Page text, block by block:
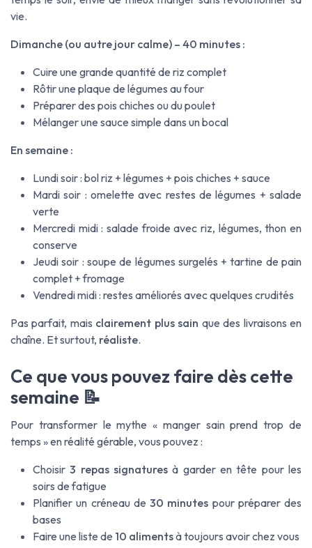
vie.
Dimanche (ou autre jour calme) – 40 minutes :
Cuire une grande quantité de riz complet
Rôtir une plaque de légumes au four
Préparer des pois chiches ou du poulet
Mélanger une sauce simple dans un bocal
En semaine :
Lundi soir : bol riz + légumes + pois chiches + sauce
Mardi soir : omelette avec restes de légumes + salade
verte
Mercredi midi : salade froide avec riz, légumes, thon en
conserve
Jeudi soir : soupe de légumes surgelés + tartine de pain
complet + fromage
Vendredi midi : restes améliorés avec quelques crudités
Pas parfait, mais clairement plus sain que des livraisons en
chaîne. Et surtout, réaliste.
Ce que vous pouvez faire dès cette
semaine 📝
Pour transformer le mythe « manger sain prend trop de
temps » en réalité gérable, vous pouvez :
Choisir3 repas signatures à garder en tête pour les
soirs de fatigue
Planifier un créneau de 30 minutes pour préparer des
bases
Faire une liste de 10 alimentsà toujours avoir chez vous